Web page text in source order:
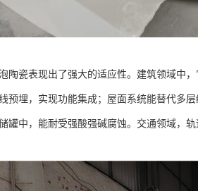
陶瓷表现出了强大的适应性。建筑领域中
预埋，实现功能集成；屋面系统能替代多
罐中，能耐受强酸强碱腐蚀。交通领域，